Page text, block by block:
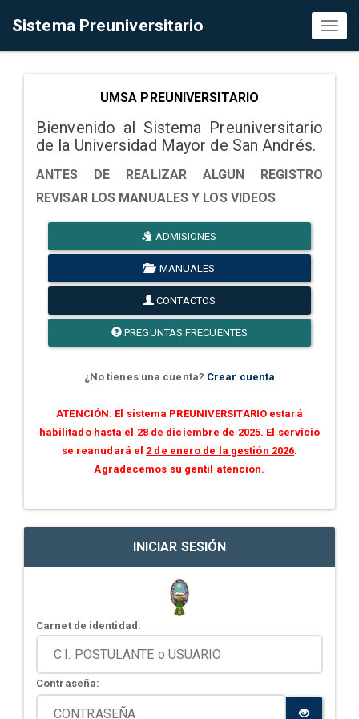
Sistema Preuniversitario
UMSA PREUNIVERSITARIO
Bienvenido al Sistema Preuniversitario
de la Universidad Mayor de San Andrés.
ANTES DE REALIZAR ALGUN REGISTRO
REVISAR LOS MANUALES Y LOS VIDEOS
ADMISIONES
MANUALES
CONTACTOS
PREGUNTAS FRECUENTES
¿No tienes una cuenta? Crear cuenta
ATENCIÓN: El sistema PREUNIVERSITARIO estará
habilitado hasta el 28 de diciembre de 2025. El servicio
se reanudará el 2 de enero de la gestión 2026.
Agradecemos su gentil atención.
INICIAR SESIÓN
Carnet de identidad:
Contraseña: